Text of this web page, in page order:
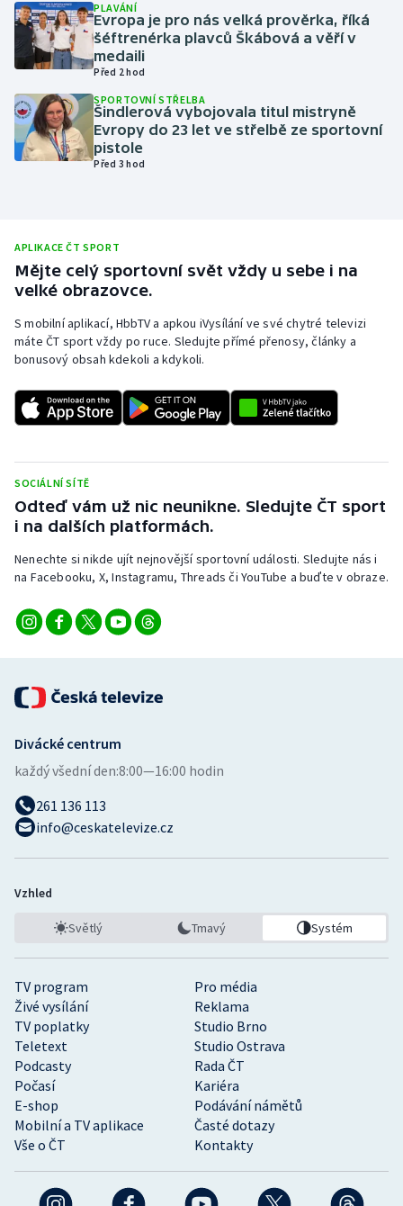
Olympijské hry
Parasport
Plavání
Plážový volejbal
Rychlobruslení
Rychlostní kanoistika
Short track
Sportovní střelba
Stolní tenis
Veslování
Volejbal
Ostatní
PLAVÁNÍ
Evropa je pro nás velká prověrka, říká
šéftrenérka plavců Škábová a věří v
medaili
Před 2 hod
SPORTOVNÍ STŘELBA
Šindlerová vybojovala titul mistryně
Evropy do 23 let ve střelbě ze sportovní
pistole
Před 3 hod
APLIKACE ČT SPORT
Mějte celý sportovní svět vždy u sebe i na
velké obrazovce.
S mobilní aplikací, HbbTV a apkou iVysílání ve své chytré televizi
máte ČT sport vždy po ruce. Sledujte přímé přenosy, články a
bonusový obsah kdekoli a kdykoli.
SOCIÁLNÍ SÍTĚ
Odteď vám už nic neunikne. Sledujte ČT sport
i na dalších platformách.
Nenechte si nikde ujít nejnovější sportovní události. Sledujte nás i
na Facebooku, X, Instagramu, Threads či YouTube a buďte v obraze.
TV program
Pro média
Živé vysílání
Reklama
TV poplatky
Studio Brno
Teletext
Studio Ostrava
Podcasty
Rada ČT
Počasí
Kariéra
E-shop
Podávání námětů
Mobilní a TV aplikace
Časté dotazy
Vše o ČT
Kontakty
Divácké centrum
každý všední den:8:00—16:00 hodin
261 136 113
info@ceskatelevize.cz
Vzhled
Světlý Tmavý Systém